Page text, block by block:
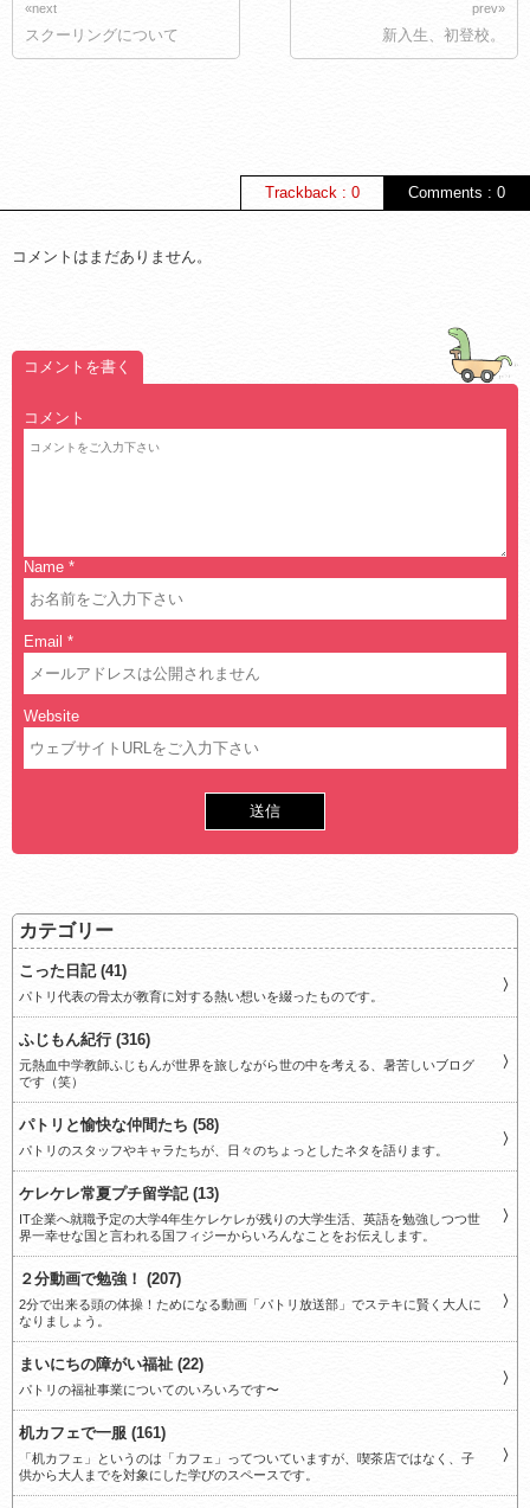
«next
スクーリングについて
prev»
新入生、初登校。
Comments : 0
Trackback : 0
コメントはまだありません。
コメントを書く
コメント
Name *
Email *
Website
カテゴリー
こった日記 (41)
パトリ代表の骨太が教育に対する熱い想いを綴ったものです。
ふじもん紀行 (316)
元熱血中学教師ふじもんが世界を旅しながら世の中を考える、暑苦しいブログ
です（笑）
パトリと愉快な仲間たち (58)
パトリのスタッフやキャラたちが、日々のちょっとしたネタを語ります。
ケレケレ常夏プチ留学記 (13)
IT企業へ就職予定の大学4年生ケレケレが残りの大学生活、英語を勉強しつつ世
界一幸せな国と言われる国フィジーからいろんなことをお伝えします。
２分動画で勉強！ (207)
2分で出来る頭の体操！ためになる動画「パトリ放送部」でステキに賢く大人に
なりましょう。
まいにちの障がい福祉 (22)
パトリの福祉事業についてのいろいろです〜
机カフェで一服 (161)
「机カフェ」というのは「カフェ」ってついていますが、喫茶店ではなく、子
供から大人までを対象にした学びのスペースです。